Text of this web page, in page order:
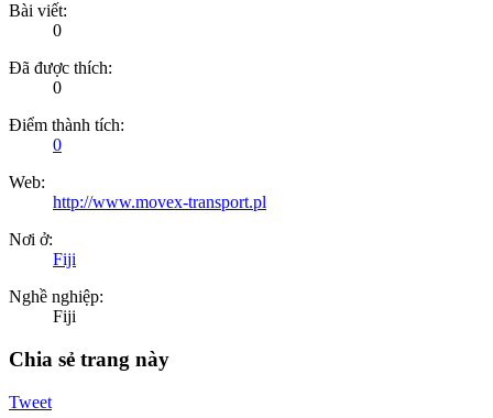
Bài viết:
0
Đã được thích:
0
Điểm thành tích:
0
Web:
http://www.movex-transport.pl
Nơi ở:
Fiji
Nghề nghiệp:
Fiji
Chia sẻ trang này
Tweet